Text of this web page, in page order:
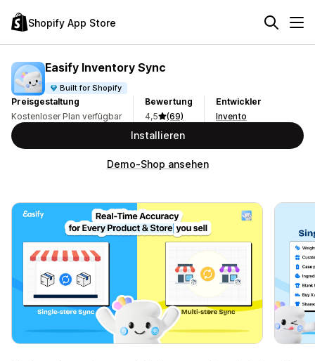
Shopify App Store
Easify Inventory Sync
Built for Shopify
Preisgestaltung
Kostenloser Plan verfügbar
Bewertung
4,5
(69)
Entwickler
Invento
Installieren
Demo-Shop ansehen